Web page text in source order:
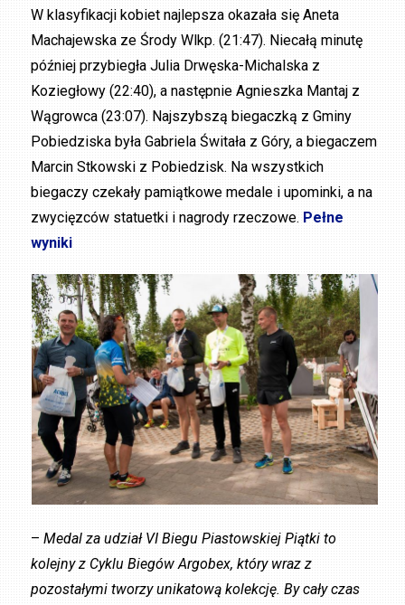
W klasyfikacji kobiet najlepsza okazała się Aneta
Machajewska ze Środy Wlkp. (21:47). Niecałą minutę
później przybiegła Julia Drwęska-Michalska z
Koziegłowy (22:40), a następnie Agnieszka Mantaj z
Wągrowca (23:07). Najszybszą biegaczką z Gminy
Pobiedziska była Gabriela Świtała z Góry, a biegaczem
Marcin Stkowski z Pobiedzisk. Na wszystkich
biegaczy czekały pamiątkowe medale i upominki, a na
zwycięzców statuetki i nagrody rzeczowe. Pełne
wyniki
–Medal za udział VI Biegu Piastowskiej Piątki to
kolejny z Cyklu Biegów Argobex, który wraz z
pozostałymi tworzy unikatową kolekcję. By cały czas